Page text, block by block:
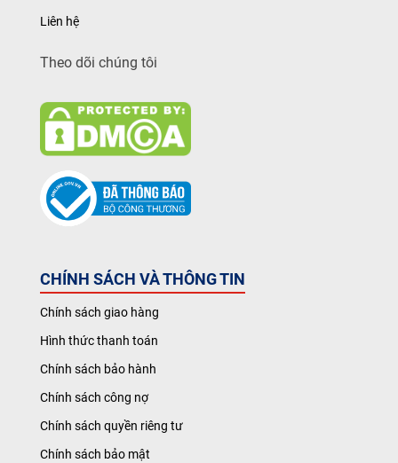
Liên hệ
Theo dõi chúng tôi
CHÍNH SÁCH VÀ THÔNG TIN
Chính sách giao hàng
Hình thức thanh toán
Chính sách bảo hành
Chính sách công nợ
Chính sách quyền riêng tư
Chính sách bảo mật